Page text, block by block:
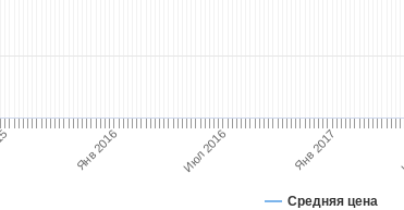
Средняя цена
Янв 2016 Июл 2016 Янв 2017